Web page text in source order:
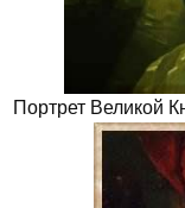
Портрет Великой